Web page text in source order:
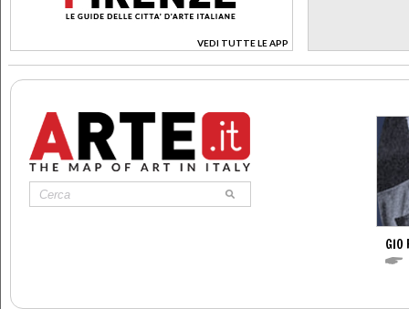
VEDI TUTTE LE APP
>
GIO